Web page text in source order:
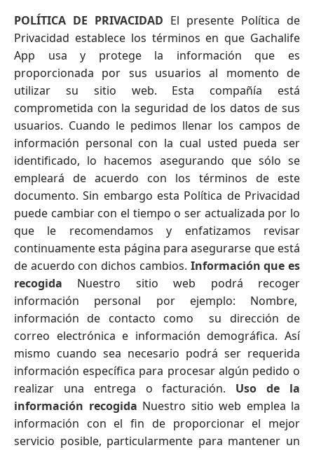
POLÍTICA DE PRIVACIDAD El presente Política de
Privacidad establece los términos en que Gachalife
App usa y protege la información que es
proporcionada por sus usuarios al momento de
utilizar su sitio web. Esta compañía está
comprometida con la seguridad de los datos de sus
usuarios. Cuando le pedimos llenar los campos de
información personal con la cual usted pueda ser
identificado, lo hacemos asegurando que sólo se
empleará de acuerdo con los términos de este
documento. Sin embargo esta Política de Privacidad
puede cambiar con el tiempo o ser actualizada por lo
que le recomendamos y enfatizamos revisar
continuamente esta página para asegurarse que está
de acuerdo con dichos cambios. Información que es
recogida Nuestro sitio web podrá recoger
información personal por ejemplo: Nombre,
información de contacto como su dirección de
correo electrónica e información demográfica. Así
mismo cuando sea necesario podrá ser requerida
información específica para procesar algún pedido o
realizar una entrega o facturación. Uso de la
información recogida Nuestro sitio web emplea la
información con el fin de proporcionar el mejor
servicio posible, particularmente para mantener un